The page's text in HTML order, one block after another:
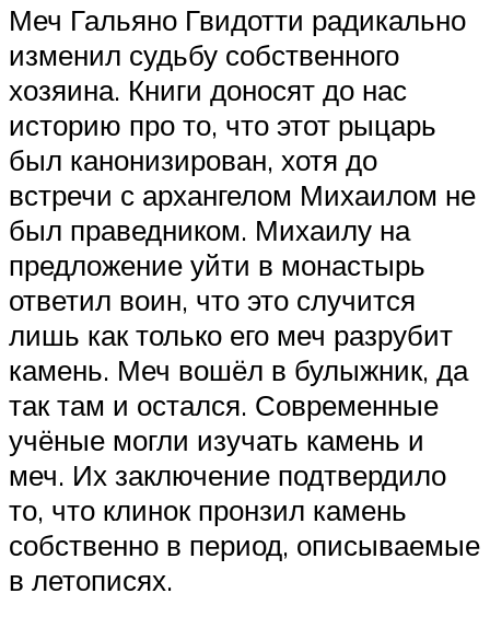
Меч Гальяно Гвидотти радикально
изменил судьбу собственного
хозяина. Книги доносят до нас
историю про то, что этот рыцарь
был канонизирован, хотя до
встречи с архангелом Михаилом не
был праведником. Михаилу на
предложение уйти в монастырь
ответил воин, что это случится
лишь как только его меч разрубит
камень. Меч вошёл в булыжник, да
так там и остался. Современные
учёные могли изучать камень и
меч. Их заключение подтвердило
то, что клинок пронзил камень
собственно в период, описываемые
в летописях.